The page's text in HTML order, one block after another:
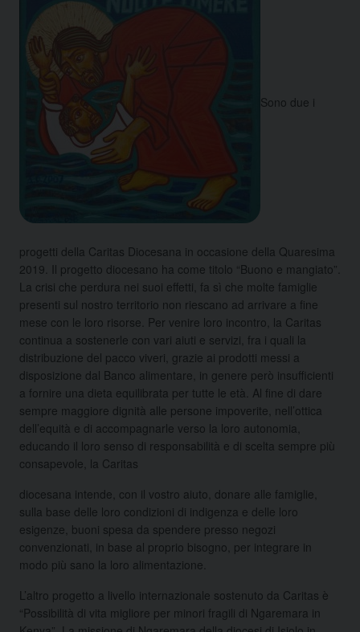
Sono due i
progetti della Caritas Diocesana in occasione della Quaresima
2019. Il progetto diocesano ha come titolo “Buono e mangiato”.
La crisi che perdura nei suoi effetti, fa sì che molte famiglie
presenti sul nostro territorio non riescano ad arrivare a fine
mese con le loro risorse. Per venire loro incontro, la Caritas
continua a sostenerle con vari aiuti e servizi, fra i quali la
distribuzione del pacco viveri, grazie ai prodotti messi a
disposizione dal Banco alimentare, in genere però insufficienti
a fornire una dieta equilibrata per tutte le età. Al fine di dare
sempre maggiore dignità alle persone impoverite, nell’ottica
dell’equità e di accompagnarle verso la loro autonomia,
educando il loro senso di responsabilità e di scelta sempre più
consapevole, la Caritas
diocesana intende, con il vostro aiuto, donare alle famiglie,
sulla base delle loro condizioni di indigenza e delle loro
esigenze, buoni spesa da spendere presso negozi
convenzionati, in base al proprio bisogno, per integrare in
modo più sano la loro alimentazione.
L’altro progetto a livello internazionale sostenuto da Caritas è
“Possibilità di vita migliore per minori fragili di Ngaremara in